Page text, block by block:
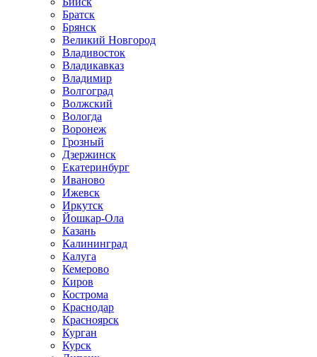
Братск
Брянск
Великий Новгород
Владивосток
Владикавказ
Владимир
Волгоград
Волжский
Вологда
Воронеж
Грозный
Дзержинск
Екатеринбург
Иваново
Ижевск
Иркутск
Йошкар-Ола
Казань
Калининград
Калуга
Кемерово
Киров
Кострома
Краснодар
Красноярск
Курган
Курск